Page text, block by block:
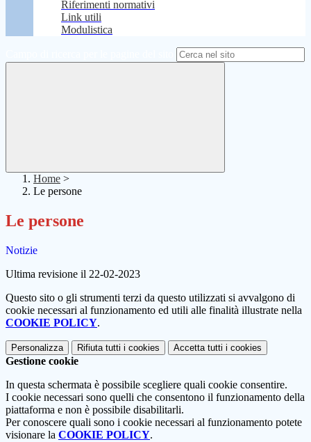
Riferimenti normativi
Link utili
Modulistica
Home >
Le persone
Le persone
Notizie
Ultima revisione il 22-02-2023
Questo sito o gli strumenti terzi da questo utilizzati si avvalgono di
cookie necessari al funzionamento ed utili alle finalità illustrate nella
COOKIE POLICY.
Personalizza Rifiuta tutti i cookies Accetta tutti i cookies
Gestione cookie
In questa schermata è possibile scegliere quali cookie consentire.
I cookie necessari sono quelli che consentono il funzionamento della
piattaforma e non è possibile disabilitarli.
Per conoscere quali sono i cookie necessari al funzionamento potete
visionare la COOKIE POLICY.